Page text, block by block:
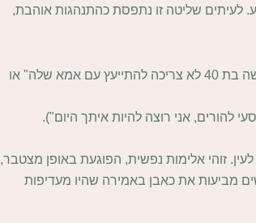
לעיתים שליטה זו נתפסת כהתנהגות אוהבת,
הרחקת מקורות תמיכה, כמו משפחה וחברים, באמצעות האשמה או זלזול ("אשה בת 40 לא צריכה להתייעץ עם אמא שלה" או
להורים, אני רוצה להיות איתך היום").
זוהי אלימות נפשית, הפוגעת באופן מצטבר,
מביעות את כאבן באמירה שהיו מעדיפות